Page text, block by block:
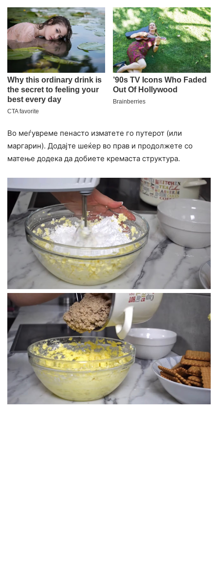
Во меѓувреме пенасто изматете го путерот (или
маргарин). Додајте шеќер во прав и продолжете со
матење додека да добиете кремаста структура.